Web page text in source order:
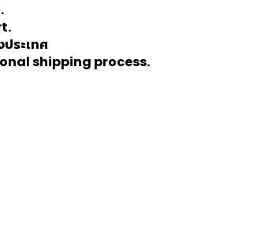
ระเทศ
shipping process.